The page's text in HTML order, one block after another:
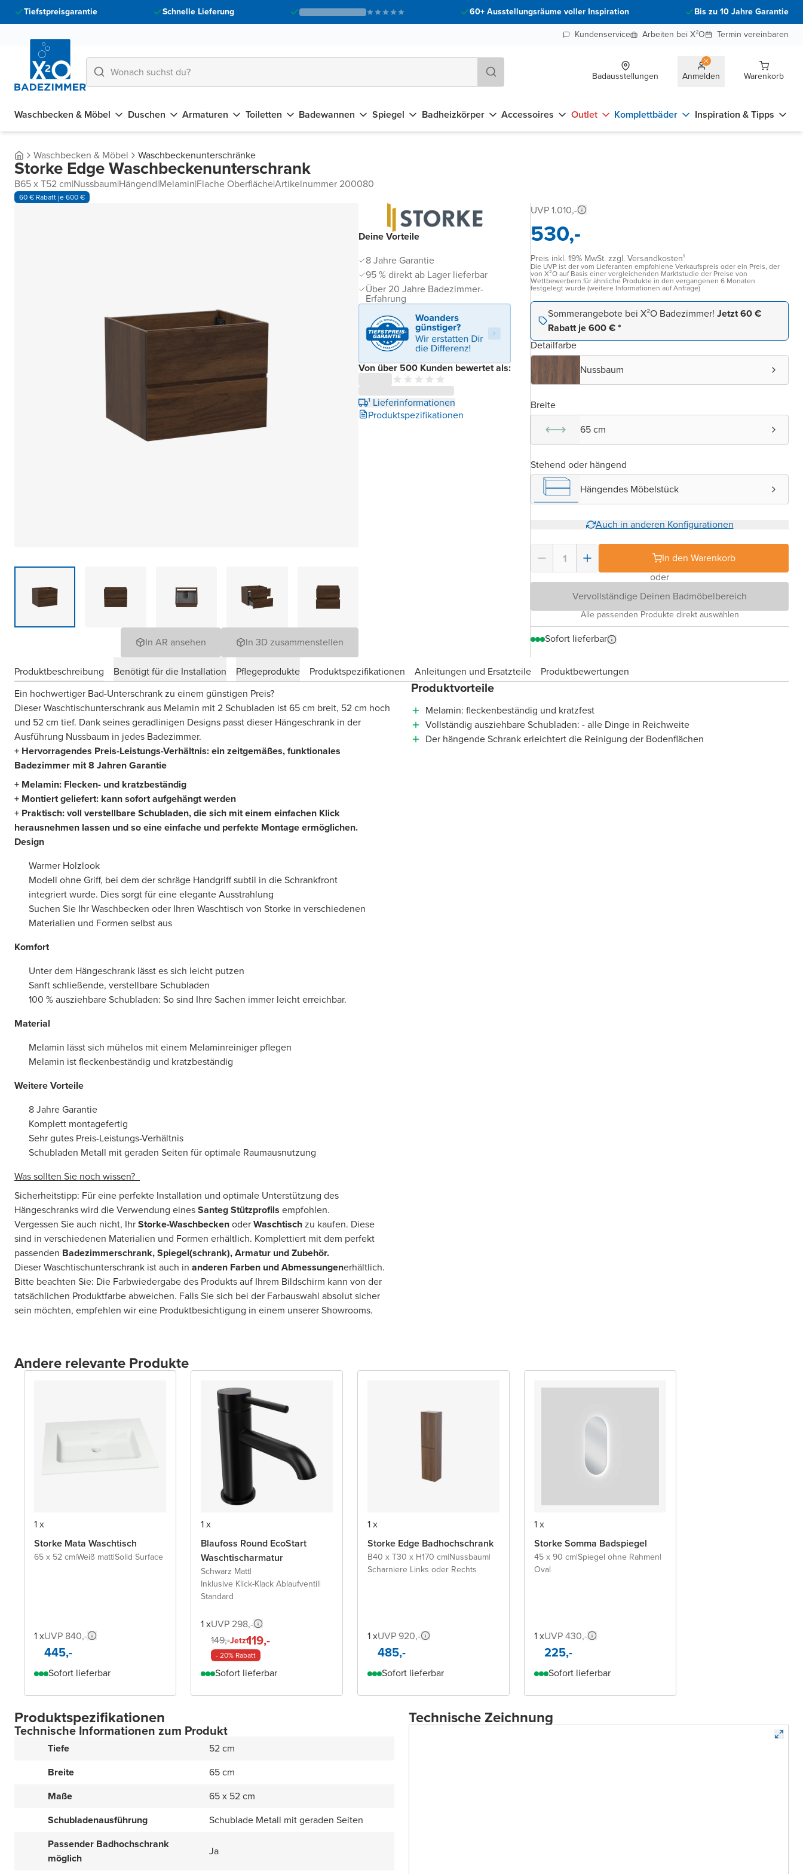
Tiefstpreisgarantie Schnelle Lieferung 60+ Ausstellungsräume voller Inspiration
Bis zu 10 Jahre Garantie
Kundenservice
Arbeiten bei X²O Termin vereinbaren
Badausstellungen Anmelden Warenkorb
Waschbecken & Möbel Duschen Armaturen Toiletten Badewannen Spiegel Badheizkörper Accessoires Outlet Komplettbäder Inspiration & Tipps
Waschbecken & Möbel Waschbeckenunterschränke
Storke Edge Waschbeckenunterschrank
B65 x T52 cm|Nussbaum|Hängend|Melamin|Flache Oberfläche|Artikelnummer 200080
60 € Rabatt je 600 €
In AR ansehen In 3D zusammenstellen
Deine Vorteile
8 Jahre Garantie
95 % direkt ab Lager lieferbar
Über 20 Jahre Badezimmer-
Erfahrung
Von über 500 Kunden bewertet als:
¹ Lieferinformationen
Produktspezifikationen
UVP 1.010,-
530,-
Preis inkl. 19% MwSt. zzgl. Versandkosten¹
Die UVP ist der vom Lieferanten empfohlene Verkaufspreis oder ein Preis, der
von X²O auf Basis einer vergleichenden Marktstudie der Preise von
Wettbewerbern für ähnliche Produkte in den vergangenen 6 Monaten
festgelegt wurde (weitere Informationen auf Anfrage)
Sommerangebote bei X²O Badezimmer! Jetzt 60 €
Rabatt je 600 € *
Detailfarbe
Nussbaum
Breite
65 cm
Stehend oder hängend
Hängendes Möbelstück
Auch in anderen Konfigurationen
In den Warenkorb
oder
Vervollständige Deinen Badmöbelbereich
Alle passenden Produkte direkt auswählen
Sofort lieferbar
Produktbeschreibung Benötigt für die Installation Pflegeprodukte Produktspezifikationen Anleitungen und Ersatzteile
Produktbewertungen
Ein hochwertiger Bad-Unterschrank zu einem günstigen Preis?
Dieser Waschtischunterschrank aus Melamin mit 2 Schubladen ist 65 cm breit, 52 cm hoch
und 52 cm tief. Dank seines geradlinigen Designs passt dieser Hängeschrank in der
Ausführung Nussbaum in jedes Badezimmer.
+ Hervorragendes Preis-Leistungs-Verhältnis: ein zeitgemäßes, funktionales
Badezimmer mit 8 Jahren Garantie
+ Melamin: Flecken- und kratzbeständig
+ Montiert geliefert: kann sofort aufgehängt werden
+ Praktisch: voll verstellbare Schubladen, die sich mit einem einfachen Klick
herausnehmen lassen und so eine einfache und perfekte Montage ermöglichen.
Design
Warmer Holzlook
Modell ohne Griff, bei dem der schräge Handgriff subtil in die Schrankfront
integriert wurde. Dies sorgt für eine elegante Ausstrahlung
Suchen Sie Ihr Waschbecken oder Ihren Waschtisch von Storke in verschiedenen
Materialien und Formen selbst aus
Komfort
Unter dem Hängeschrank lässt es sich leicht putzen
Sanft schließende, verstellbare Schubladen
100 % ausziehbare Schubladen: So sind Ihre Sachen immer leicht erreichbar.
Material
Melamin lässt sich mühelos mit einem Melaminreiniger pflegen
Melamin ist fleckenbeständig und kratzbeständig
Weitere Vorteile
8 Jahre Garantie
Komplett montagefertig
Sehr gutes Preis-Leistungs-Verhältnis
Schubladen Metall mit geraden Seiten für optimale Raumausnutzung
Was sollten Sie noch wissen?
Sicherheitstipp: Für eine perfekte Installation und optimale Unterstützung des
Hängeschranks wird die Verwendung einesSanteg Stützprofils empfohlen.
Vergessen Sie auch nicht, IhrStorke-WaschbeckenoderWaschtischzu kaufen. Diese
sind in verschiedenen Materialien und Formen erhältlich. Komplettiert mit dem perfekt
passenden Badezimmerschrank, Spiegel(schrank), Armatur und Zubehör.
Dieser Waschtischunterschrank ist auch in anderen Farben und Abmessungenerhältlich.
Bitte beachten Sie: Die Farbwiedergabe des Produkts auf Ihrem Bildschirm kann von der
tatsächlichen Produktfarbe abweichen. Falls Sie sich bei der Farbauswahl absolut sicher
sein möchten, empfehlen wir eine Produktbesichtigung in einem unserer Showrooms.
Produktvorteile
Melamin: fleckenbeständig und kratzfest
Vollständig ausziehbare Schubladen: - alle Dinge in Reichweite
Der hängende Schrank erleichtert die Reinigung der Bodenflächen
Andere relevante Produkte
1 x
Storke Mata Waschtisch
65 x 52 cm|Weiß matt|Solid Surface
1 xUVP 840,-
445,-
Sofort lieferbar
1 x
Blaufoss Round EcoStart
Waschtischarmatur
Schwarz Matt|
Inklusive Klick-Klack Ablaufventil|
Standard
1 xUVP 298,-
149,-Jetzt119,-
- 20% Rabatt
Sofort lieferbar
1 x
Storke Edge Badhochschrank
B40 x T30 x H170 cm|Nussbaum|
Scharniere Links oder Rechts
1 xUVP 920,-
485,-
Sofort lieferbar
1 x
Storke Somma Badspiegel
45 x 90 cm|Spiegel ohne Rahmen|
Oval
1 xUVP 430,-
225,-
Sofort lieferbar
Produktspezifikationen
Technische Informationen zum Produkt
Tiefe
52 cm
Breite
65 cm
Maße
65 x 52 cm
Schubladenausführung
Schublade Metall mit geraden Seiten
Passender Badhochschrank
möglich
Ja
Technische Zeichnung